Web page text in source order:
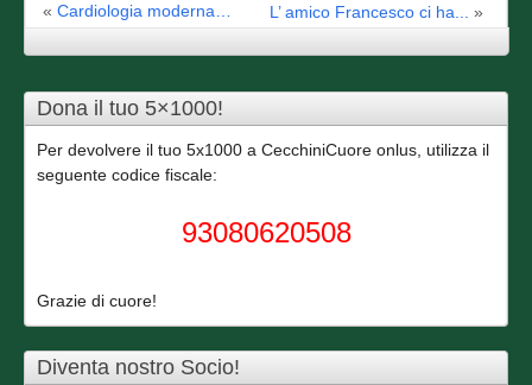
« Cardiologia moderna… L’ amico Francesco ci ha... »
Dona il tuo 5×1000!
Per devolvere il tuo 5x1000 a CecchiniCuore onlus, utilizza il
seguente codice fiscale:
93080620508
Grazie di cuore!
Diventa nostro Socio!